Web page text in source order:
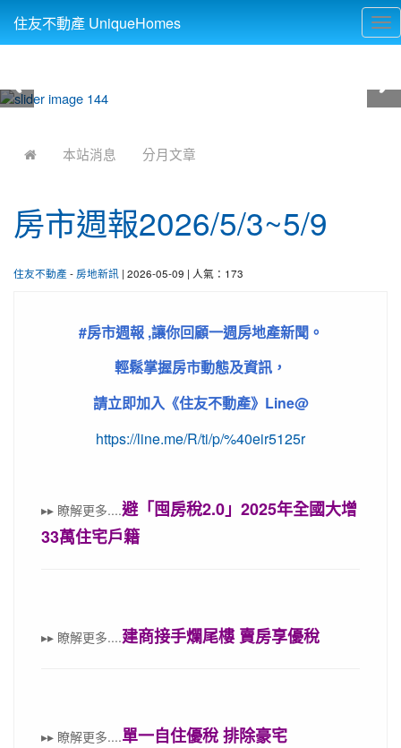
住友不動產 UniqueHomes
本站消息 分月文章
房市週報2026/5/3~5/9
住友不動產 - 房地新訊 | 2026-05-09 | 人氣：173
#房市週報 ,讓你回顧一週房地產新聞。
輕鬆掌握房市動態及資訊，
請立即加入《住友不動產》 Line@
https://line.me/R/ti/p/%40eir5125r
▸▸ 瞭解更多....避「囤房稅2.0」2025年全國大增
33萬住宅戶籍
▸▸ 瞭解更多....建商接手爛尾樓 賣房享優稅
▸▸ 瞭解更多....單一自住優稅 排除豪宅